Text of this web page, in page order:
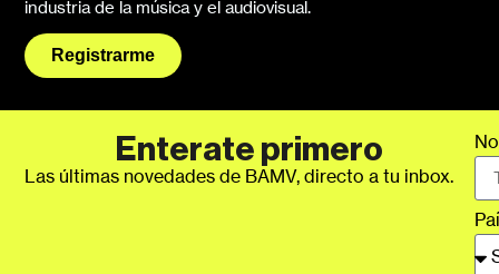
industria de la música y el audiovisual.
Registrarme
Enterate primero
Las últimas novedades de BAMV, directo a tu inbox.